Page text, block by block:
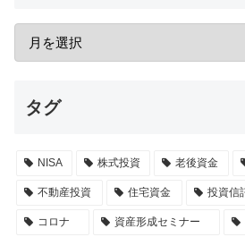
タグ
NISA 株式投資 老後資金
不動産投資 住宅資金 投資信
コロナ 資産形成セミナー